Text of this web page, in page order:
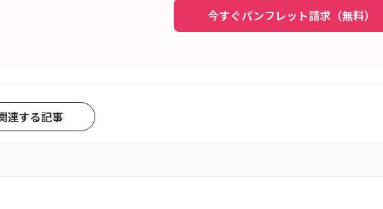
今すぐパンフレット請求（無料）
連する記事